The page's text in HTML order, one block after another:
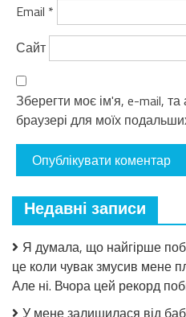
Email *
Сайт
Зберегти моє ім'я, e-mail,
браузері для моїх
Недавні записи
Я думала, що найгірше
це коли чувак змусив мене
Але ні. Вчора цей рекорд